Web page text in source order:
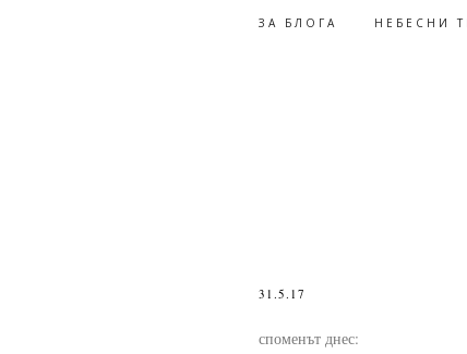
ЗА БЛОГА НЕБЕСНИ
31.5.17
споменът днес: